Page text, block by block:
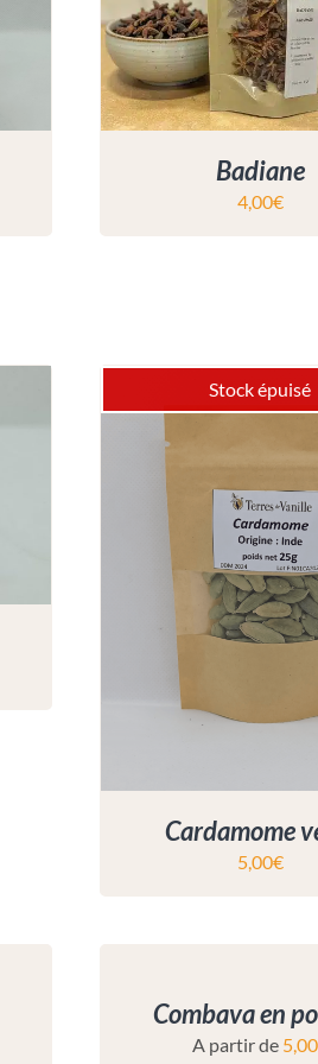
Badiane
4,00€
Stock épuisé
Cardamome
5,00€
Combava en
A partir de 5,00